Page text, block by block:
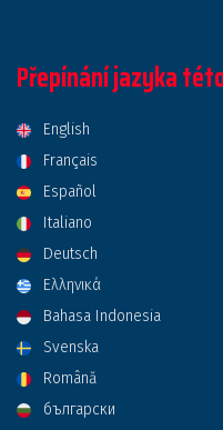
Přepínání jazyka
English
Français
Español
Italiano
Deutsch
Ελληνικά
Bahasa Indonesia
Svenska
Română
български